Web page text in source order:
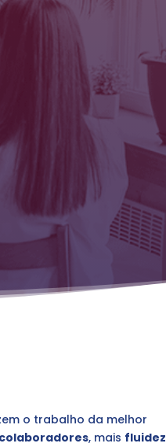
o trabalho da melhor
, mais fluidez